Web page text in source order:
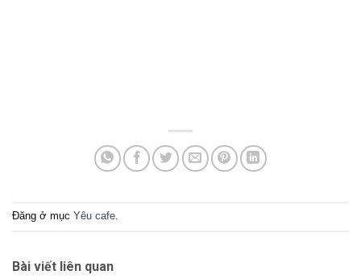
Đăng ở mục Yêu cafe
Bài viết liên quan